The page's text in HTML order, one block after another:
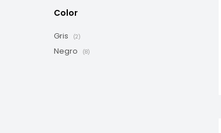
Color
Gris (2)
Negro (8)